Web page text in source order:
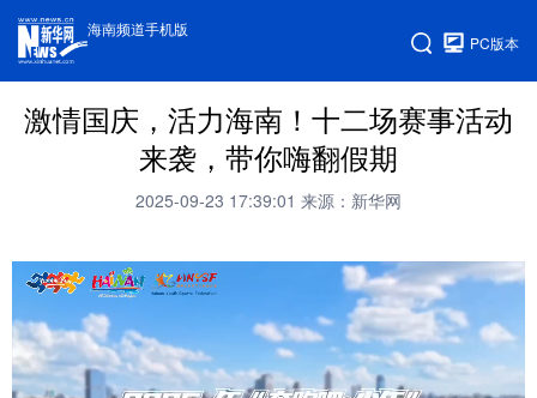
海南频道手机版
PC版本
激情国庆，活力海南！十二场赛事活动
来袭，带你嗨翻假期
2025-09-23 17:39:01 来源：新华网